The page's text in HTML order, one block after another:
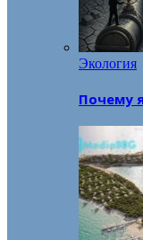
Экология
Почему